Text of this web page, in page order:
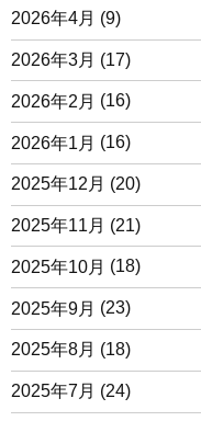
2026年4月 (9)
2026年3月 (17)
2026年2月 (16)
2026年1月 (16)
2025年12月 (20)
2025年11月 (21)
2025年10月 (18)
2025年9月 (23)
2025年8月 (18)
2025年7月 (24)